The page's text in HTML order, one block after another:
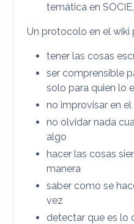
temática en SOCIE.
Un protocolo en el wiki
tener las cosas
ser comprensible
solo para quien lo
no improvisar en
no olvidar nada
algo
hacer las cosas
manera
saber como se
vez
detectar que es lo